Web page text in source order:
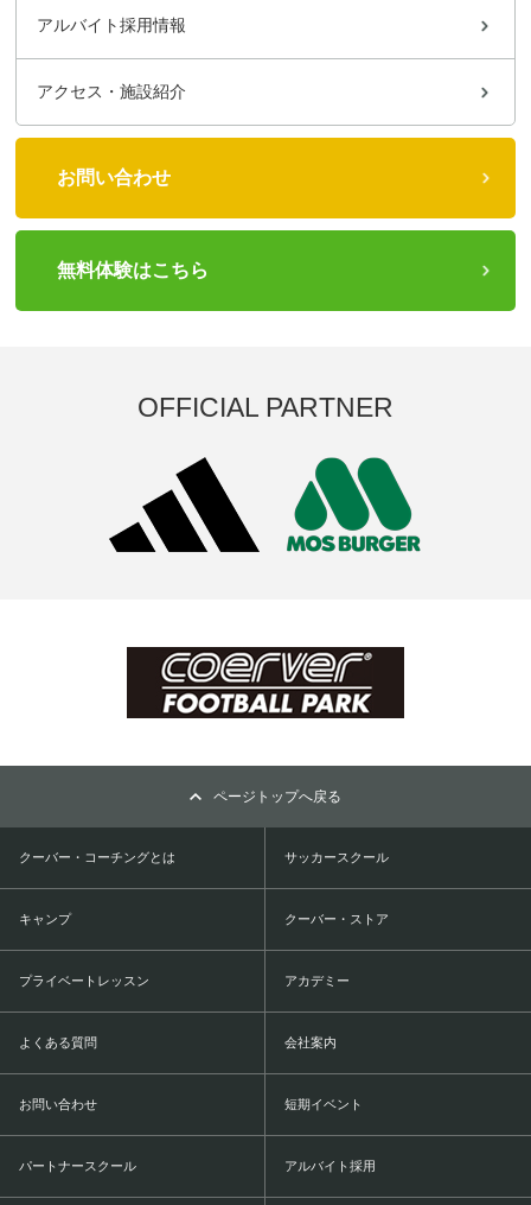
アルバイト採用情報
アクセス・施設紹介
お問い合わせ
無料体験はこちら
OFFICIAL PARTNER
ページトップへ戻る
クーバー・コーチングとは サッカースクール
キャンプ クーバー・ストア
プライベートレッスン アカデミー
よくある質問 会社案内
お問い合わせ 短期イベント
パートナースクール アルバイト採用